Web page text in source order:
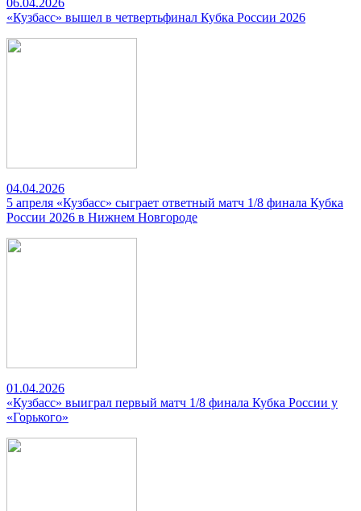
06.04.2026
«Кузбасс» вышел в четвертьфинал Кубка России 2026
04.04.2026
5 апреля «Кузбасс» сыграет ответный матч 1/8 финала Кубка
России 2026 в Нижнем Новгороде
01.04.2026
«Кузбасс» выиграл первый матч 1/8 финала Кубка России у
«Горького»